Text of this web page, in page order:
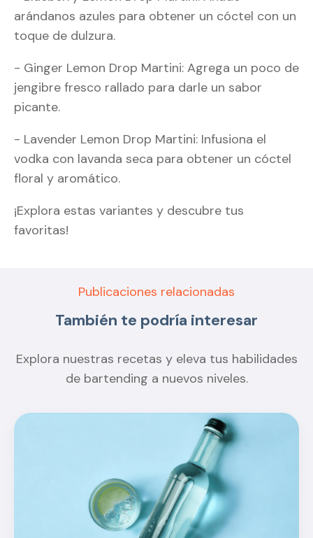
arándanos azules para obtener un cóctel con un
toque de dulzura.
- Ginger Lemon Drop Martini: Agrega un poco de
jengibre fresco rallado para darle un sabor
picante.
- Lavender Lemon Drop Martini: Infusiona el
vodka con lavanda seca para obtener un cóctel
floral y aromático.
¡Explora estas variantes y descubre tus
favoritas!
Publicaciones relacionadas
También te podría interesar
Explora nuestras recetas y eleva tus habilidades
de bartending a nuevos niveles.